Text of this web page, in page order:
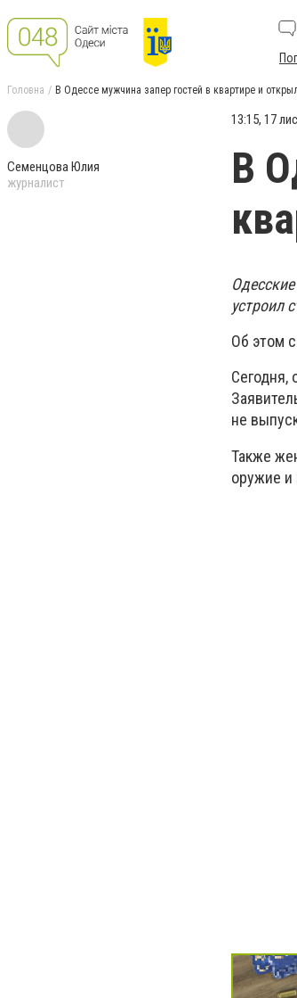
Головна В Одессе мужчина запер гостей в квартире и
Семенцова Юлия
журналист
13:15, 17
В
устроил
Об этом
Сегодня,
не
Также
оружие и